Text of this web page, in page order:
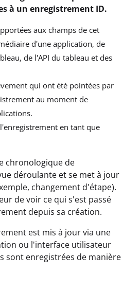
à un enregistrement ID.
aux champs de cet
d'une application, de
de l'API du tableau et des
qui ont été pointées par
au moment de
en tant que
chronologique de
déroulante et se met à jour
changement d'étape).
de voir ce qui s'est passé
depuis sa création.
est mis à jour via une
ou l'interface utilisateur
sont enregistrées de manière